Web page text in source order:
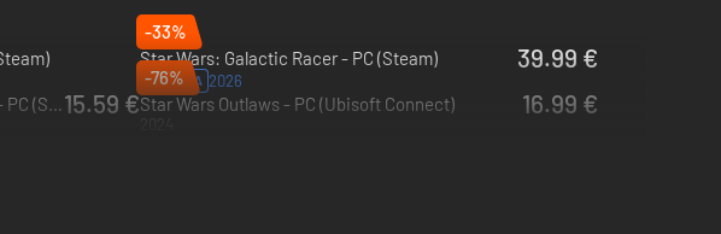
-33%
Star Wars: Galactic Racer - PC (Steam)
RESERVA 2026
39.99 €
Star Wars: Episode I: Jedi Power Battles - PC (Steam) 15.59 €
-76%
Star Wars Outlaws - PC (Ubisoft Connect)
16.99 €